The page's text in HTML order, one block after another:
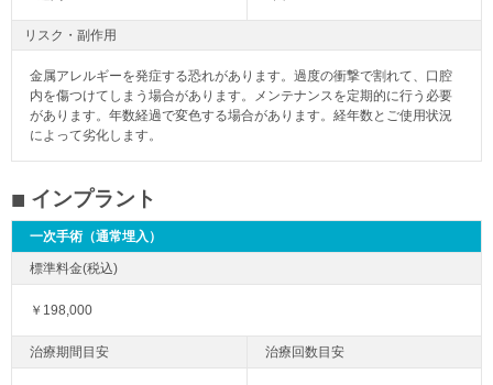
リスク・副作用
金属アレルギーを発症する恐れがあります。過度の衝撃で割れて、口腔
内を傷つけてしまう場合があります。メンテナンスを定期的に行う必要
があります。年数経過で変色する場合があります。経年数とご使用状況
によって劣化します。
インプラント
一次手術（通常埋入）
￥198,000